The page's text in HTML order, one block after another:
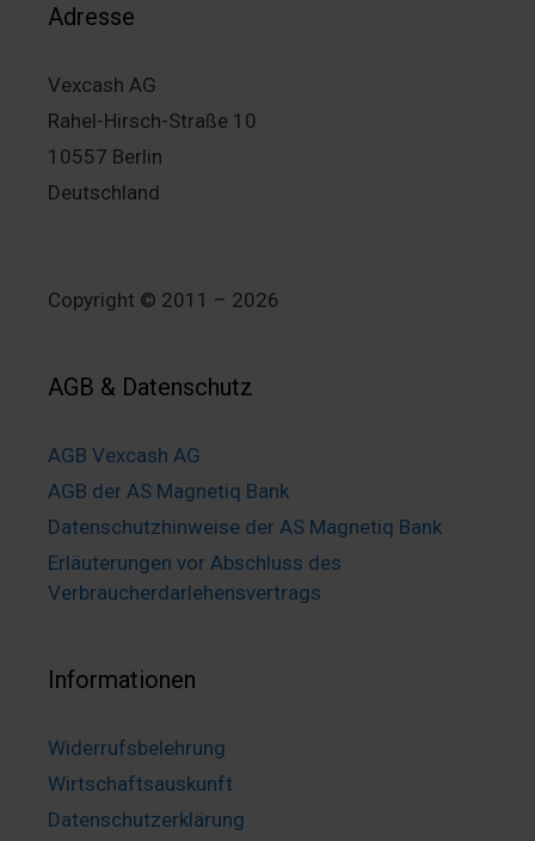
Adresse
Vexcash AG
Rahel-Hirsch-Straße 10
10557 Berlin
Deutschland
Copyright © 2011 – 2026
AGB & Datenschutz
AGB Vexcash AG
AGB der AS Magnetiq Bank
Datenschutzhinweise der AS Magnetiq Bank
Erläuterungen vor Abschluss des
Verbraucherdarlehensvertrags
Informationen
Widerrufsbelehrung
Wirtschaftsauskunft
Datenschutzerklärung